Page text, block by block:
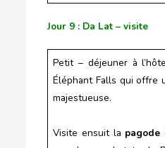
Jour 9 : Da Lat – visite
Petit – déjeuner à
Éléphant Falls qui offre
majestueuse.
Visite ensuit la pagode